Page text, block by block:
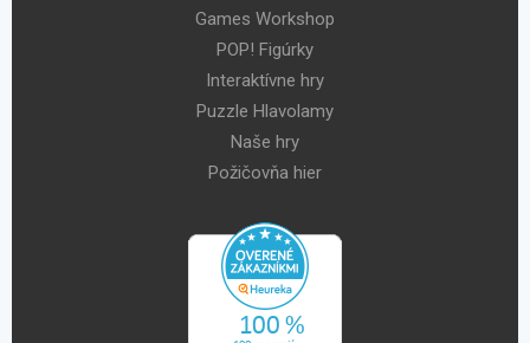
Games Workshop
POP! Figúrky
Interaktívne hry
Puzzle Hlavolamy
Naše hry
Požičovňa hier